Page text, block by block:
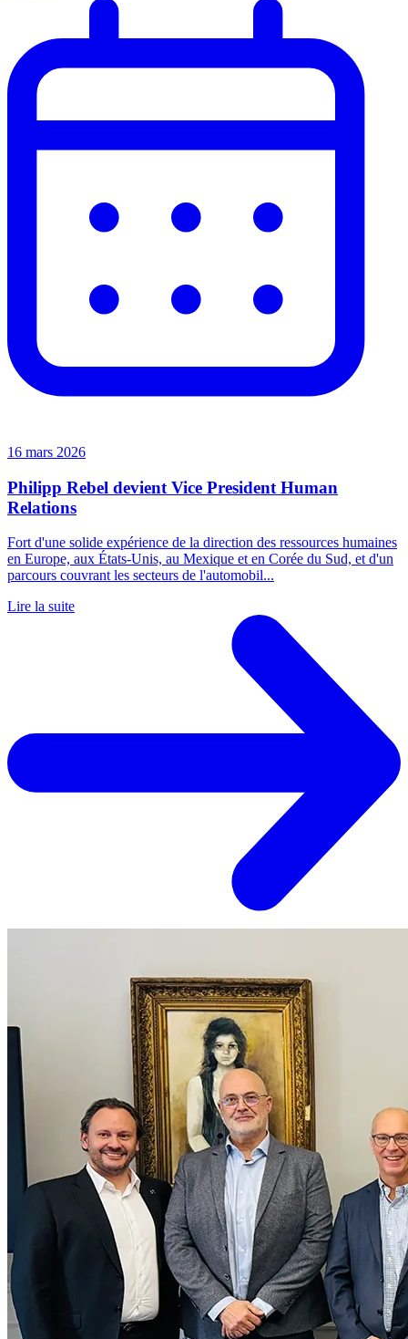
16 mars 2026
Philipp Rebel devient Vice President Human
Relations
Fort d'une solide expérience de la direction des ressources humaines
en Europe, aux États-Unis, au Mexique et en Corée du Sud, et d'un
parcours couvrant les secteurs de l'automobil...
Lire la suite